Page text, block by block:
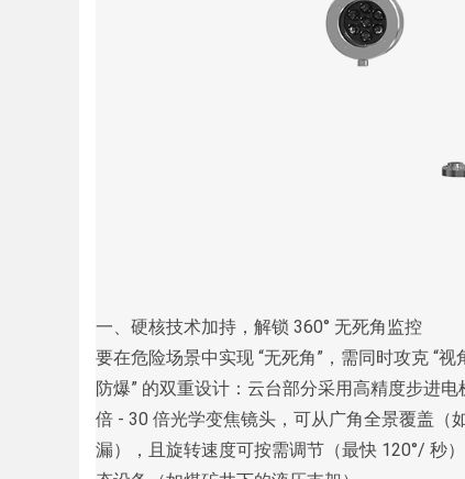
ar
一、硬核技术加持，解锁 360° 无死角监控
要在危险场景中实现 “无死角”，需同时攻克 “
防爆” 的双重设计：云台部分采用高精度步进
倍 - 30 倍光学变焦镜头，可从广角全景覆盖（
漏），且旋转速度可按需调节（最快 120°/ 秒